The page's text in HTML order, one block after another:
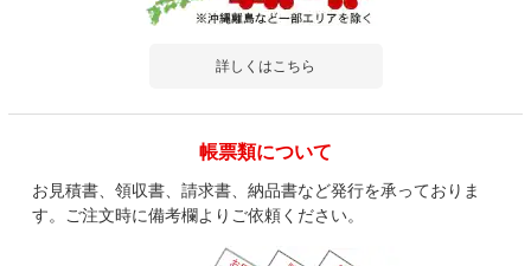
詳しくはこちら
帳票類について
お見積書、領収書、請求書、納品書など発行を承っておりま
す。ご注文時に備考欄よりご依頼ください。